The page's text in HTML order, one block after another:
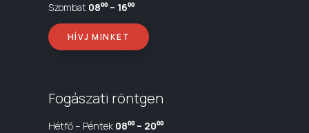
Szombat 08⁰⁰ – 16⁰⁰
HÍVJ MINKET
Fogászati röntgen
Hétfő – Péntek 08⁰⁰ – 20⁰⁰